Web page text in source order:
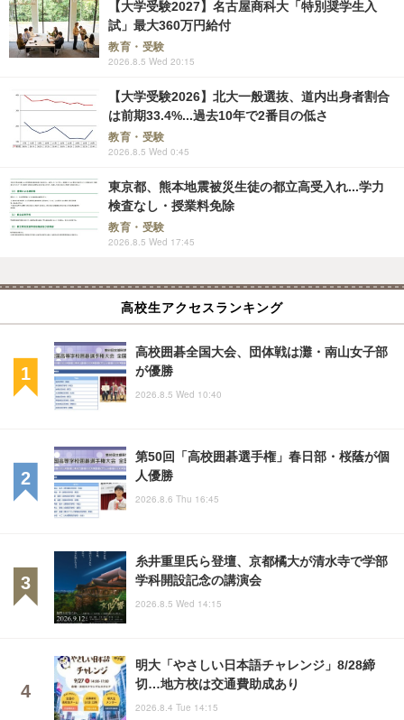
【大学受験2027】名古屋商科大「特別奨学生入
試」最大360万円給付
教育・受験
2026.8.5 Wed 20:15
【大学受験2026】北大一般選抜、道内出身者割合
は前期33.4%...過去10年で2番目の低さ
教育・受験
2026.8.5 Wed 0:45
東京都、熊本地震被災生徒の都立高受入れ...学力
検査なし・授業料免除
教育・受験
2026.8.5 Wed 17:45
高校生アクセスランキング
高校囲碁全国大会、団体戦は灘・南山女子部
が優勝
2026.8.5 Wed 10:40
第50回「高校囲碁選手権」春日部・桜蔭が個
人優勝
2026.8.6 Thu 16:45
糸井重里氏ら登壇、京都橘大が清水寺で学部
学科開設記念の講演会
2026.8.5 Wed 14:15
明大「やさしい日本語チャレンジ」8/28締
切…地方校は交通費助成あり
2026.8.4 Tue 14:15